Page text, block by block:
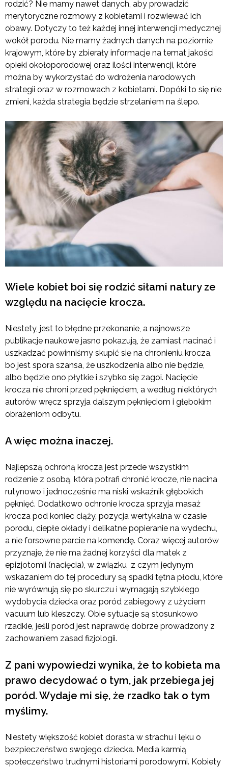
rodzić? Nie mamy nawet danych, aby prowadzić
merytoryczne rozmowy z kobietami i rozwiewać ich
obawy. Dotyczy to też każdej innej interwencji medycznej
wokół porodu. Nie mamy żadnych danych na poziomie
krajowym, które by zbierały informacje na temat jakości
opieki okołoporodowej oraz ilości interwencji, które
można by wykorzystać do wdrożenia narodowych
strategii oraz w rozmowach z kobietami. Dopóki to się nie
zmieni, każda strategia będzie strzelaniem na ślepo.
Wiele kobiet boi się rodzić siłami natury ze
względu na nacięcie krocza.
Niestety, jest to błędne przekonanie, a najnowsze
publikacje naukowe jasno pokazują, że zamiast nacinać i
uszkadzać powinniśmy skupić się na chronieniu krocza,
bo jest spora szansa, że uszkodzenia albo nie będzie,
albo będzie ono płytkie i szybko się zagoi. Nacięcie
krocza nie chroni przed pęknięciem, a według niektórych
autorów wręcz sprzyja dalszym pęknięciom i głębokim
obrażeniom odbytu.
A więc można inaczej.
Najlepszą ochroną krocza jest przede wszystkim
rodzenie z osobą, która potrafi chronić krocze, nie nacina
rutynowo i jednocześnie ma niski wskaźnik głębokich
pęknięć. Dodatkowo ochronie krocza sprzyja masaż
krocza pod koniec ciąży, pozycja wertykalna w czasie
porodu, ciepłe okłady i delikatne popieranie na wydechu,
a nie forsowne parcie na komendę. Coraz więcej autorów
przyznaje, że nie ma żadnej korzyści dla matek z
epizjotomii (nacięcia), w związku z czym jedynym
wskazaniem do tej procedury są spadki tętna płodu, które
nie wyrównują się po skurczu i wymagają szybkiego
wydobycia dziecka oraz poród zabiegowy z użyciem
vacuum lub kleszczy. Obie sytuacje są stosunkowo
rzadkie, jeśli poród jest naprawdę dobrze prowadzony z
zachowaniem zasad fizjologii.
Z pani wypowiedzi wynika, że to kobieta ma
prawo decydować o tym, jak przebiega jej
poród. Wydaje mi się, że rzadko tak o tym
myślimy.
Niestety większość kobiet dorasta w strachu i lęku o
bezpieczeństwo swojego dziecka. Media karmią
społeczeństwo trudnymi historiami porodowymi. Kobiety